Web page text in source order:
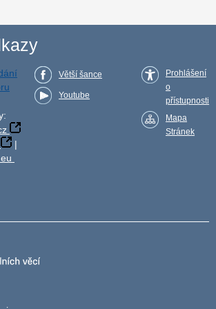
|
Větší šance
Youtube
Prohlášení
o
přístupnosti
Mapa
Stránek